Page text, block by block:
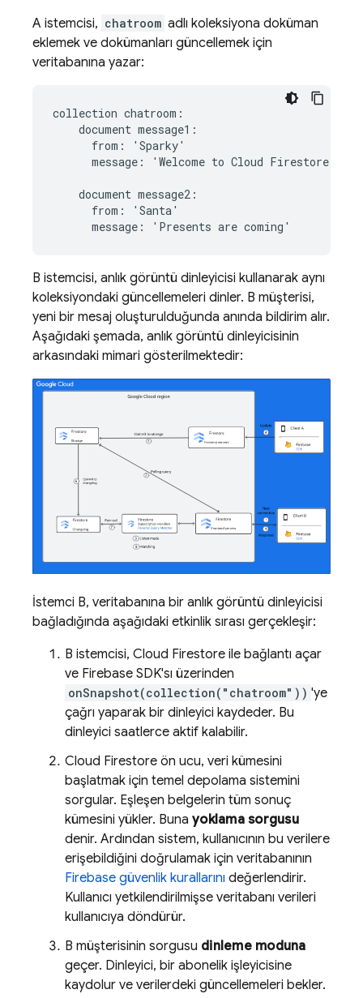
A istemcisi, chatroom adlı koleksiyona doküman
eklemek ve dokümanları güncellemek için
veritabanına yazar:
collection chatroom:
    document message1:
      from: 'Sparky'
      message: 'Welcome to
Cloud Firestore
    document message2:
      from: 'Santa'
B istemcisi, anlık görüntü dinleyicisi kullanarak aynı
koleksiyondaki güncellemeleri dinler. B müşterisi,
yeni bir mesaj oluşturulduğunda anında bildirim alır.
Aşağıdaki şemada, anlık görüntü dinleyicisinin
arkasındaki mimari gösterilmektedir:
İstemci B, veritabanına bir anlık görüntü dinleyicisi
bağladığında aşağıdaki etkinlik sırası gerçekleşir:
B istemcisi, Cloud Firestore ile bağlantı açar
ve Firebase SDK'sı üzerinden
onSnapshot(collection("chatroom")) 'ye
çağrı yaparak bir dinleyici kaydeder. Bu
dinleyici saatlerce aktif kalabilir.
Cloud Firestore ön ucu, veri kümesini
başlatmak için temel depolama sistemini
sorgular. Eşleşen belgelerin tüm sonuç
kümesini yükler. Buna yoklama sorgusu
denir. Ardından sistem, kullanıcının bu verilere
erişebildiğini doğrulamak için veritabanının
Firebase güvenlik kurallarını değerlendirir.
Kullanıcı yetkilendirilmişse veritabanı verileri
kullanıcıya döndürür.
B müşterisinin sorgusu dinleme moduna
geçer. Dinleyici, bir abonelik işleyicisine
kaydolur ve verilerdeki güncellemeleri bekler.